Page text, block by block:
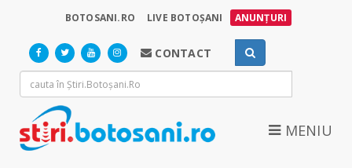
BOTOSANI.RO LIVE BOTOȘANI ANUNȚURI
CONTACT
MENIU